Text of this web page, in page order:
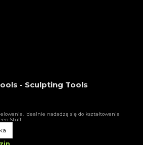
- Sculpting Tools
Idealnie nadadzą się do kształtowania
Stuff.